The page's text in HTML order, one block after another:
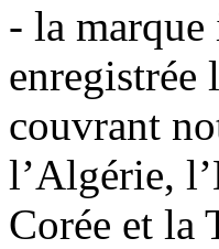
- la
enregistrée
couvrant
l’Algérie,
Corée et la